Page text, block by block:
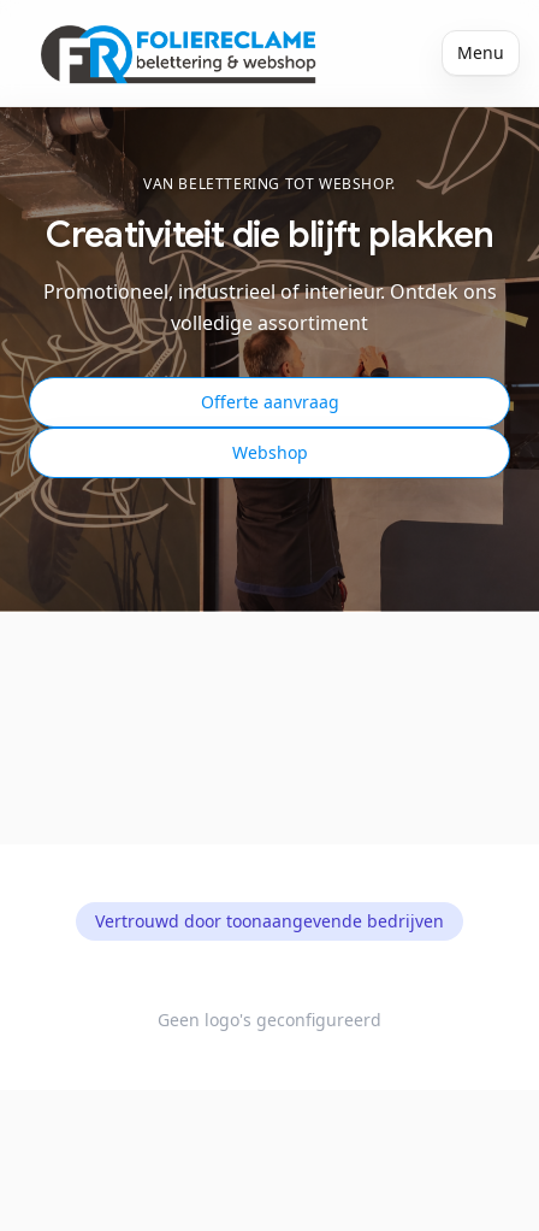
Menu
VAN BELETTERING TOT WEBSHOP.
Creativiteit die blijft plakken
Promotioneel, industrieel of interieur. Ontdek ons
volledige assortiment
Offerte aanvraag
Webshop
Vertrouwd door toonaangevende bedrijven
Geen logo's geconfigureerd